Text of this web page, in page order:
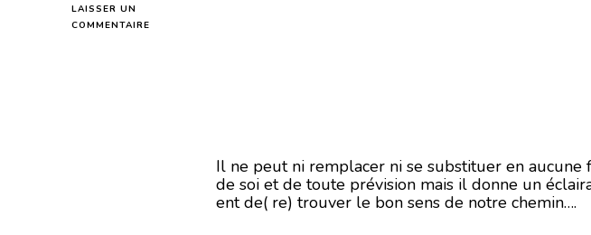
LAISSER UN
COMMENTAIRE
Il ne peut ni remplacer ni se substituer en aucune
de soi et de toute prévision mais il donne un
ent de( re) trouver le bon sens de notre chemin….